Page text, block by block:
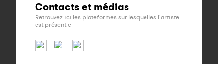
Contacts et médias
Retrouvez ici les plateformes sur lesquelles l'artiste
est présent·e